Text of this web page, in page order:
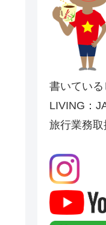
書いている
LIVING：
旅行業務取